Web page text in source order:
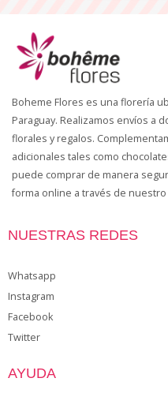
Boheme Flores es una florería
Paraguay. Realizamos envíos a
florales y regalos.
adicionales tales como
puede comprar de manera
forma online a través de
NUESTRAS REDES
Whatsapp
Instagram
Facebook
Twitter
AYUDA